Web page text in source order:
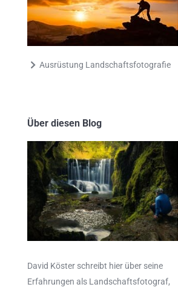
Ausrüstung Landschaftsfotografie
Über diesen Blog
David Köster schreibt hier über seine
Erfahrungen als Landschaftsfotograf,